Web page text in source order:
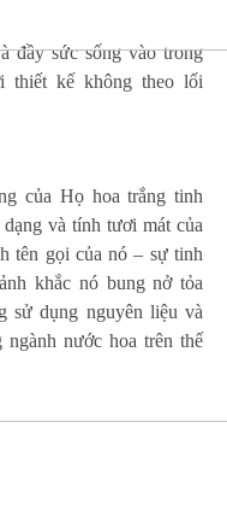
đầy sức sống vào trong
thiết kế không theo lối
của Họ hoa trắng tinh
và tính tươi mát của
tên gọi của nó – sự tinh
khắc nó bung nở tỏa
sử dụng nguyên liệu và
nước hoa trên thế